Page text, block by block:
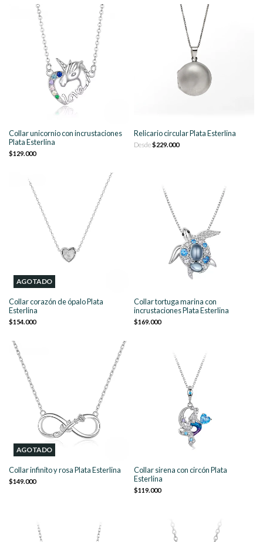
Collar unicornio con incrustaciones
Plata Esterlina
$129.000
Relicario circular Plata Esterlina
Desde$229.000
AGOTADO
Collar corazón de ópalo Plata
Esterlina
$154.000
Collar tortuga marina con
incrustaciones Plata Esterlina
$169.000
AGOTADO
Collar infinito y rosa Plata Esterlina
$149.000
Collar sirena con circón Plata
Esterlina
$119.000